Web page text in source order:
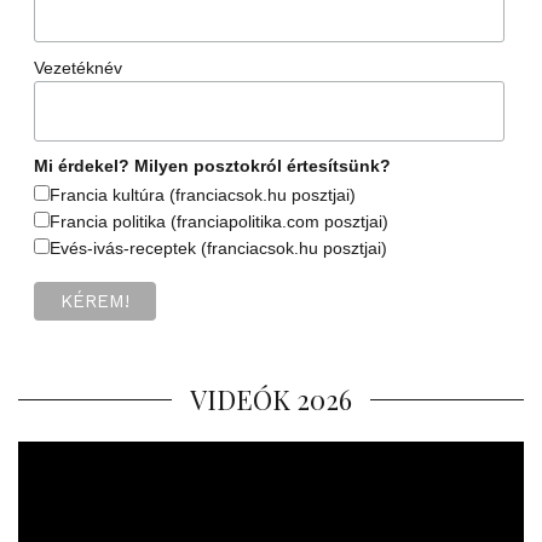
Vezetéknév
Mi érdekel? Milyen posztokról értesítsünk?
Francia kultúra (franciacsok.hu posztjai)
Francia politika (franciapolitika.com posztjai)
Evés-ivás-receptek (franciacsok.hu posztjai)
VIDEÓK 2026